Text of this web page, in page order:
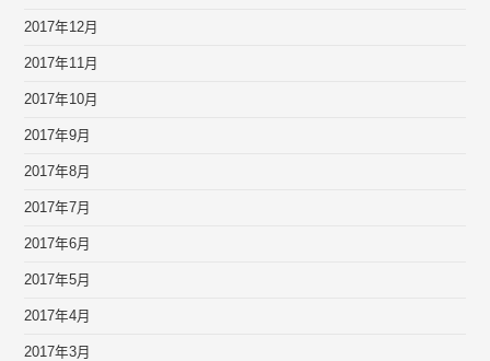
2017年12月
2017年11月
2017年10月
2017年9月
2017年8月
2017年7月
2017年6月
2017年5月
2017年4月
2017年3月